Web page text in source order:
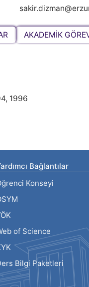
AKADEMİK
1996
Bağlantılar
Konseyi
of Science
Bilgi Paketleri